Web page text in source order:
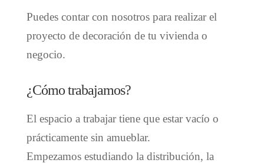
Puedes contar con nosotros para realizar el
proyecto de decoración de tu vivienda o
negocio.
¿Cómo trabajamos?
El espacio a trabajar tiene que estar vacío o
prácticamente sin amueblar.
Empezamos estudiando la distribución, la